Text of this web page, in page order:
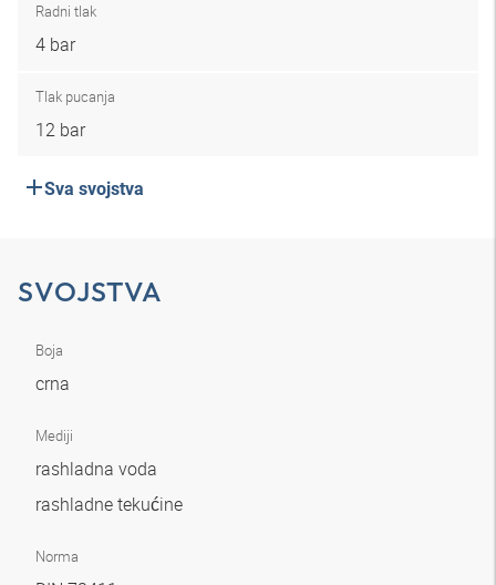
Radni tlak
4 bar
Tlak pucanja
12 bar
Sva svojstva
SVOJSTVA
Boja
crna
Mediji
rashladna voda
rashladne tekućine
Norma